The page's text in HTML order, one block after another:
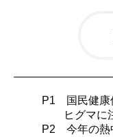
P1 国民健康
ヒグマに注
P2 今年の熱